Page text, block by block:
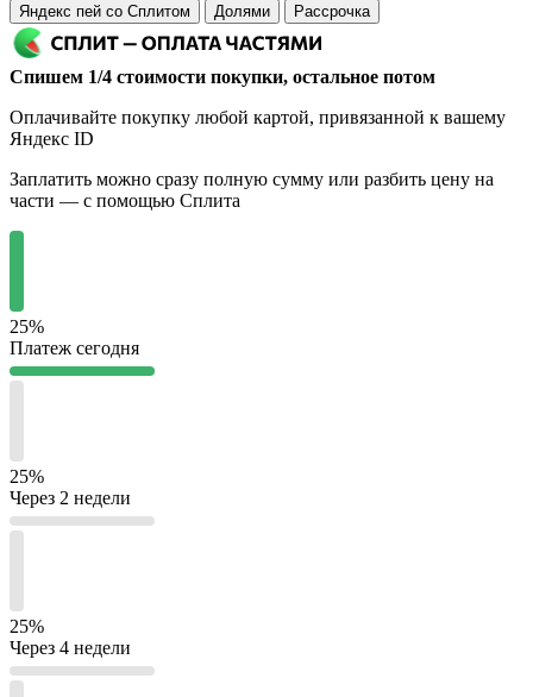
Яндекс пей со Сплитом Долями Рассрочка
Спишем 1/4 стоимости покупки, остальное потом
Оплачивайте покупку любой картой, привязанной к вашему
Яндекс ID
Заплатить можно сразу полную сумму или разбить цену на
части — с помощью Сплита
25%
Платеж сегодня
25%
Через 2 недели
25%
Через 4 недели